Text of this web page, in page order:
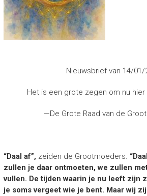
Nieuwsbrief van 14/01/
Het is een grote zegen om nu
—De Grote Raad van de
“Daal af”, zeiden de Grootmoeders.
zullen je daar ontmoeten, we zullen
vullen. De tijden waarin je nu leeft zijn
je soms vergeet wie je bent. Maar wij